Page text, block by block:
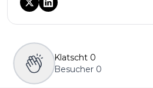
Klatscht 0
Besucher 0